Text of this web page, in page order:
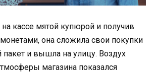
кассе мятой купюрой и получив
она сложила свои покупки
и вышла на улицу. Воздух
магазина показался